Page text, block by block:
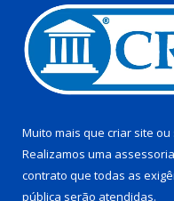
Muito mais que criar site ou
Realizamos uma assessoria
contrato que todas as
pública serão atendidas.